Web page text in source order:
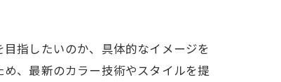
指したいのか、具体的なイメージを
、最新のカラー技術やスタイルを提